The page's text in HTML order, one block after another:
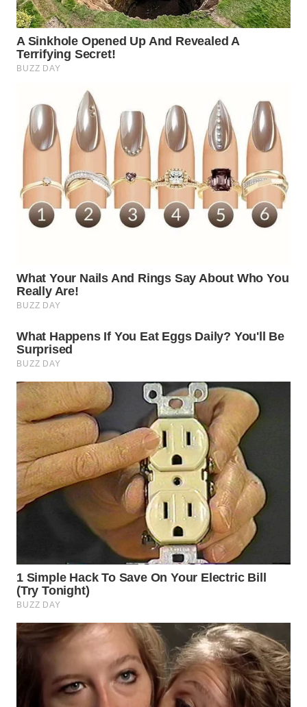
WN
INDRAMAYU
WN
MAJALENGKA
WN
SUBANG
WN
WN
PURWAKARTA
WN
PRIANGAN
TIMUR
WN
SEMARANG
WN
SOLO
WN
BOROBUDUR
MADURA
WN
WN